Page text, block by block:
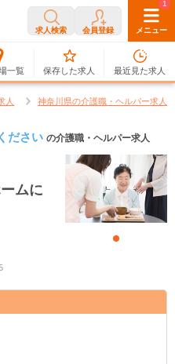
求人検索 会員登録 メニュー
一覧
0
保存した求人
1
最近見た求人
人 神奈川県の介護職・ヘルパー求人
ださい の介護職・ヘルパー求人
ムに